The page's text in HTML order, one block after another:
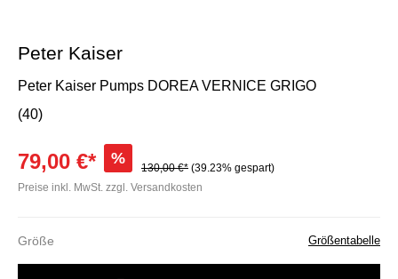
Peter Kaiser
Peter Kaiser Pumps DOREA VERNICE GRIGO
(40)
79,00 €* %
130,00 €* (39.23% gespart)
Preise inkl. MwSt. zzgl. Versandkosten
Größe Größentabelle